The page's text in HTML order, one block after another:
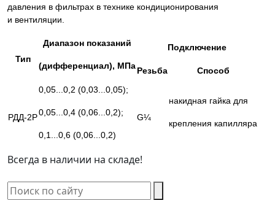
давления в фильтрах в технике кондиционирования
и вентиляции.
Тип
Диапазон показаний
(дифференциал), МПа
Подключение
Резьба Способ
РДД-2Р
0,05...0,2 (0,03...0,05);
0,05...0,4 (0,06...0,2);
0,1...0,6 (0,06...0,2)
G¼
накидная гайка для
крепления капилляра
Всегда в наличии на складе!